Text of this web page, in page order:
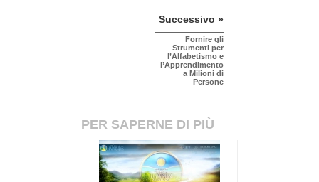
Successivo »
Fornire gli
Strumenti per
l’Alfabetismo e
l’Apprendimento
a Milioni di
Persone
PER SAPERNE DI PIÙ